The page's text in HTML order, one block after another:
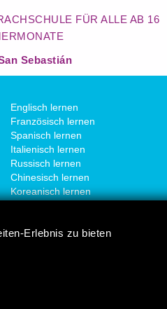
FÜR ALLE AB 16
Sebastián
Erlebnis zu bieten
Englisch lernen
Französisch lernen
Spanisch lernen
Italienisch lernen
Russisch lernen
Chinesisch lernen
Koreanisch lernen
Deutsch lernen